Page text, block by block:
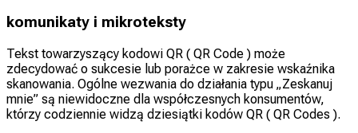
komunikaty i mikroteksty
Tekst towarzyszący kodowi QR ( QR Code ) może
zdecydować o sukcesie lub porażce w zakresie wskaźnika
skanowania. Ogólne wezwania do działania typu „Zeskanuj
mnie” są niewidoczne dla współczesnych konsumentów,
którzy codziennie widzą dziesiątki kodów QR ( QR Codes ).